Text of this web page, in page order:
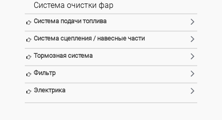
Система очистки фар
Система подачи топлива
Система сцепления / навесные части
Тормозная система
Фильтр
Электрика